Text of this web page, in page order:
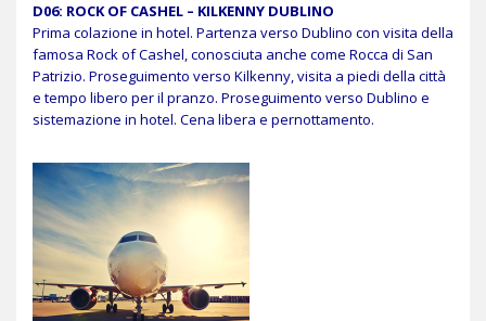
D06: ROCK OF CASHEL – KILKENNY DUBLINO
Prima colazione in hotel. Partenza verso Dublino con visita della
famosa Rock of Cashel, conosciuta anche come Rocca di San
Patrizio. Proseguimento verso Kilkenny, visita a piedi della città
e tempo libero per il pranzo. Proseguimento verso Dublino e
sistemazione in hotel. Cena libera e pernottamento.